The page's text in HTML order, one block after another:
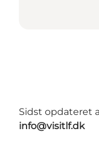
Sidst opdateret
info@visitlf.dk